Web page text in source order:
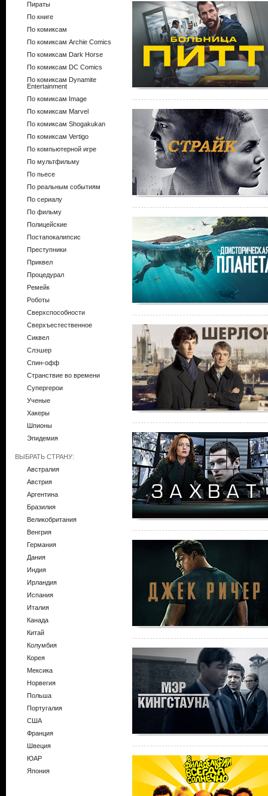
Пираты
По книге
По комиксам
По комиксам Archie Comics
По комиксам Dark Horse
По комиксам DC Comics
По комиксам Dynamite
Entertainment
По комиксам Image
По комиксам Marvel
По комиксам Shogakukan
По комиксам Vertigo
По компьютерной игре
По мультфильму
По пьесе
По реальным событиям
По сериалу
По фильму
Полицейские
Постапокалипсис
Преступники
Приквел
Процедурал
Ремейк
Роботы
Сверхспособности
Сверхъестественное
Сиквел
Слэшер
Спин-офф
Странствие во времени
Супергерои
Ученые
Хакеры
Шпионы
Эпидемия
ВЫБРАТЬ СТРАНУ:
Австралия
Австрия
Аргентина
Бразилия
Великобритания
Венгрия
Германия
Дания
Индия
Ирландия
Испания
Италия
Канада
Китай
Колумбия
Корея
Мексика
Норвегия
Польша
Португалия
США
Франция
Швеция
ЮАР
Япония